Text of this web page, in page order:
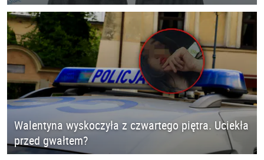
Walentyna wyskoczyła z czwartego piętra. Uciekła
przed gwałtem?